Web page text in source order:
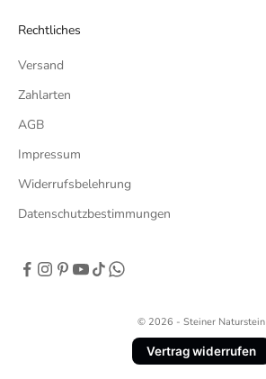
Rechtliches
Versand
Zahlarten
AGB
Impressum
Widerrufsbelehrung
Datenschutzbestimmungen
© 2026 - Steiner Naturstein
Vertrag widerrufen